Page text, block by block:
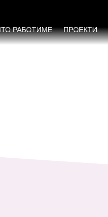
РАБОТИМЕ ПРОЕКТИ